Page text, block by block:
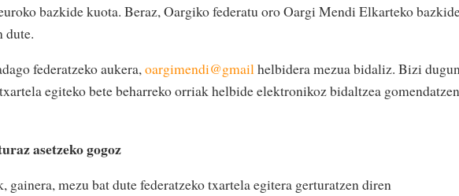
bazkide kuota. Beraz, Oargiko federatu oro Oargi Mendi Elkarteko
dute.
federatzeko aukera,oargimendi@gmailhelbidera mezua bidaliz. Bizi
egiteko bete beharreko orriak helbide elektronikoz bidaltzea gomendatzen
asetzeko gogoz
gainera, mezu bat dute federatzeko txartela egitera gerturatzen diren